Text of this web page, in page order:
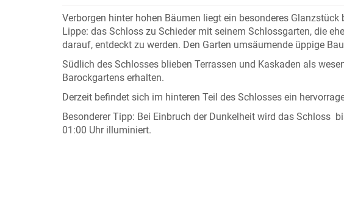
Verborgen hinter hohen Bäumen liegt ein besonderes
Lippe: das Schloss zu Schieder mit seinem Schlossgarten, die
darauf, entdeckt zu werden. Den Garten umsäumende üppige
Südlich des Schlosses blieben Terrassen und Kaskaden als
Barockgartens erhalten.
Derzeit befindet sich im hinteren Teil des Schlosses ein
Besonderer Tipp: Bei Einbruch der Dunkelheit wird das Schloss
01:00 Uhr illuminiert.